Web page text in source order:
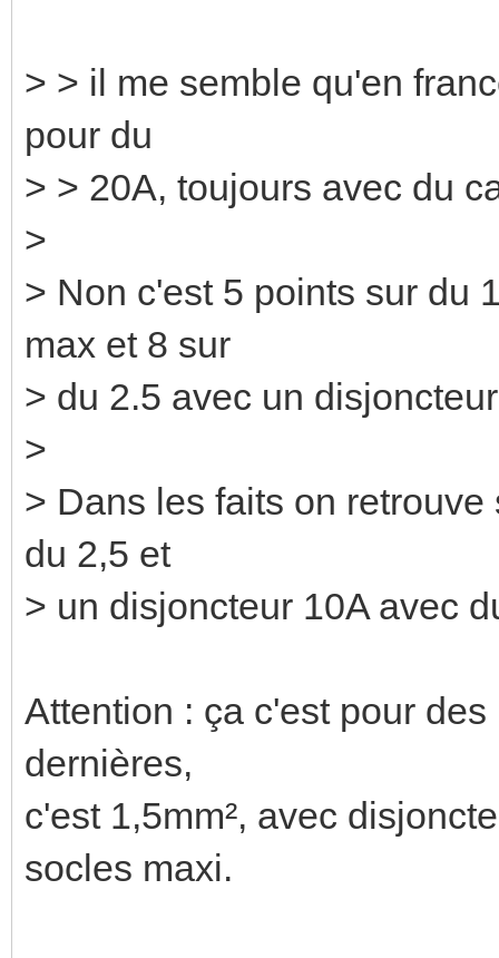
> > il me semble qu'en
pour du
> > 20A, toujours avec du
>
> Non c'est 5 points sur du
max et 8 sur
> du 2.5 avec un
>
> Dans les faits on
du 2,5 et
> un disjoncteur 10A avec
Attention : ça c'est pour
dernières,
c'est 1,5mm², avec
socles maxi.